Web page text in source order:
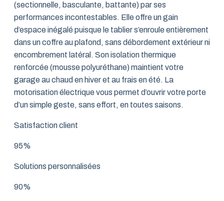
(sectionnelle, basculante, battante) par ses
performances incontestables. Elle offre un gain
d’espace inégalé puisque le tablier s’enroule entièrement
dans un coffre au plafond, sans débordement extérieur ni
encombrement latéral. Son isolation thermique
renforcée (mousse polyuréthane) maintient votre
garage au chaud en hiver et au frais en été. La
motorisation électrique vous permet d’ouvrir votre porte
d’un simple geste, sans effort, en toutes saisons.
Satisfaction client
95%
Solutions personnalisées
90%